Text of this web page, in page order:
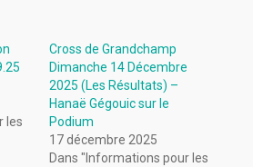
les
Cross de Grandchamp
Dimanche 14 Décembre
2025 (Les Résultats) –
Hanaë Gégouic sur le
Podium
17 décembre 2025
Dans "Informations pour les